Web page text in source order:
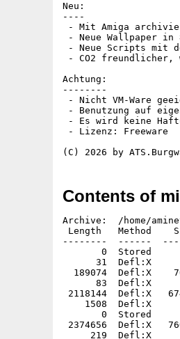
Neu:
----
- Mit Amiga
- Neue Wallpaper in
- Neue Scripts mit
- CO2 freundlicher,
Achtung:
--------
- Nicht VM-Ware
- Benutzung auf
- Es wird keine
- Lizenz: Freeware
Contents of
Archive:  /home/aminet/aminet_root/doc/misc/emu/pOS-w64.zip
 Length   Method    Size  Cmpr    Date    Time   CRC-32   Name
--------  ------  ------- ---- ---------- ----- --------  ----
       0  Stored        0   0% 2026-04-05 03:00 00000000  pOS-AmiZip/
      31  Defl:X       29   7% 2026-04-05 03:00 7ffeceee  pOS-AmiZip/autorun.inf
  189074  Defl:X    76402  60% 2026-04-05 03:00 e2b1cb3e  pOS-AmiZip/autousb.ico
      83  Defl:X       68  18% 2026-04-05 03:00 38d7021c  pOS-AmiZip/cmos.cmd
 2118144  Defl:X   674190  68% 2026-04-05 03:00 425fcbe7  pOS-AmiZip/pOS-Starter.exe
    1508  Defl:X      854  43% 2026-04-05 03:00 b62cb059  pOS-AmiZip/readme.txt
       0  Stored        0   0% 2026-04-05 03:00 00000000  pOS-AmiZip/PowerOS/
 2374656  Defl:X   766087  68% 2026-04-05 03:00 5c3e8d90  pOS-AmiZip/PowerOS/MultiClick.exe
     219  Defl:X      101  54% 2026-04-05 03:00 1c2bb23a  pOS-AmiZip/PowerOS/MultiClick.ini
  106202  Defl:X    94200  11% 2026-04-05 03:00 bf8717ad  pOS-AmiZip/PowerOS/MultiClick.jpg
 2483200  Defl:X   802648  68% 2026-04-05 03:00 f7e4e070  pOS-AmiZip/PowerOS/powerOS.exe
     201  Defl:X      126  37% 2026-04-05 03:00 c5ba43e3  pOS-AmiZip/PowerOS/PowerOS.ini
 2483200  Defl:X   802643  68% 2026-04-05 03:00 90d17ec6  pOS-AmiZip/PowerOS/powerOSd.exe
 2081280  Defl:X   649720  69% 2026-04-05 03:00 6b8dd4bd  pOS-AmiZip/PowerOS/RunDelay.exe
      67  Defl:X       38  43% 2026-04-05 03:00 4d6ae7ca  pOS-AmiZip/PowerOS/RunDelay.ini
     137  Defl:X       78  43% 2026-04-05 03:00 a7ff58d3  pOS-AmiZip/PowerOS/zdsk.bat
      27  Stored       27   0% 2026-04-05 03:00 d81af28f  pOS-AmiZip/PowerOS/zwab.bat
      29  Stored       29   0% 2026-04-05 03:00 3d53049b  pOS-AmiZip/PowerOS/zwex.bat
       0  Stored        0   0% 2026-04-05 03:00 00000000  pOS-AmiZip/PowerOS/obey/
     324  Defl:X      197  39% 2026-04-05 03:00 bb951b19  pOS-AmiZip/PowerOS/obey/BOOT1.BAT
      74  Defl:X       73   1% 2026-04-05 03:00 59a377ab  pOS-AmiZip/PowerOS/obey/BOOT10.BAT
      85  Defl:X       83   2% 2026-04-05 03:00 e62ebd30  pOS-AmiZip/PowerOS/obey/BOOT11.BAT
      74  Defl:X       73   1% 2026-04-05 03:00 75fa4323  pOS-AmiZip/PowerOS/obey/BOOT12.BAT
     269  Defl:X      188  30% 2026-04-05 03:00 e55188b0  pOS-AmiZip/PowerOS/obey/BOOT2.BAT
     198  Defl:X      135  32% 2026-04-05 03:00 f9db410d  pOS-AmiZip/PowerOS/obey/BOOT21.BAT
     276  Defl:X      149  46% 2026-04-05 03:00 696b7ade  pOS-AmiZip/PowerOS/obey/BOOT22.BAT
     165  Defl:X      113  32% 2026-04-05 03:00 8eebea73  pOS-AmiZip/PowerOS/obey/BOOT23.BAT
     154  Defl:X      109  29% 2026-04-05 03:00 dd8b2fc0  pOS-AmiZip/PowerOS/obey/BOOT24.BAT
     162  Defl:X      116  28% 2026-04-05 03:00 14794130  pOS-AmiZip/PowerOS/obey/BOOT25.BAT
     158  Defl:X      113  29% 2026-04-05 03:00 d2b76273  pOS-AmiZip/PowerOS/obey/BOOT26.BAT
     222  Defl:X      134  40% 2026-04-05 03:00 2a0791ba  pOS-AmiZip/PowerOS/obey/BOOT27.BAT
     242  Defl:X      146  40% 2026-04-05 03:00 75c33ca9  pOS-AmiZip/PowerOS/obey/BOOT28.BAT
     234  Defl:X      156  33% 2026-04-05 03:00 0023f59e  pOS-AmiZip/PowerOS/obey/BOOT3.BAT
      92  Defl:X       83  10% 2026-04-05 03:00 e8ed5a86  pOS-AmiZip/PowerOS/obey/BOOT31.BAT
      98  Defl:X       89   9% 2026-04-05 03:00 8f3a8ca9  pOS-AmiZip/PowerOS/obey/BOOT32.BAT
      73  Defl:X       70   4% 2026-04-05 03:00 f80abab5  pOS-AmiZip/PowerOS/obey/BOOT33.BAT
      78  Defl:X       71   9% 2026-04-05 03:00 e84e5e35  pOS-AmiZip/